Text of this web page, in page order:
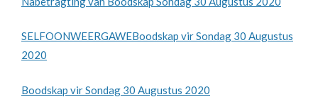
SELFOONWEERGAWEBoodskap vir Sondag 30 Augustus
2020
Boodskap vir Sondag 30 Augustus 2020